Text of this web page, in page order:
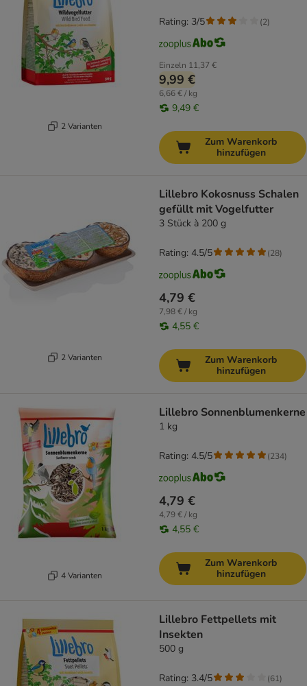
2 Varianten
Einzeln 11,37 €
9,99 €
6,66 € / kg
9,49 €
Rating: 3/5 (2)
Zum Warenkorb
hinzufügen
2 Varianten
Lillebro Kokosnuss Schalen
gefüllt mit Vogelfutter
3 Stück à 200 g
4,79 €
7,98 € / kg
4,55 €
Rating: 4.5/5 (28)
Zum Warenkorb
hinzufügen
4 Varianten
Lillebro Sonnenblumenkerne
1 kg
4,79 €
4,79 € / kg
4,55 €
Rating: 4.5/5 (234)
Zum Warenkorb
hinzufügen
Lillebro Fettpellets mit
Insekten
500 g
Rating: 3.4/5 (61)